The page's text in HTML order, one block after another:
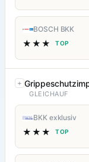
BOSCH BKK
★★★ TOP
GLEICHAUF
BKK exklusiv
★★★ TOP